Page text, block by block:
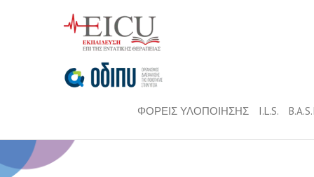
ΦΟΡΕΙΣ ΥΛΟΠΟΙΗΣΗΣ I.L.S.